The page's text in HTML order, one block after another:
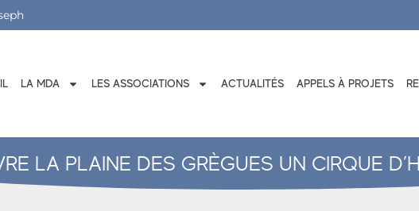
LA MDA LES ASSOCIATIONS ACTUALITÉS APPELS À PROJETS
LA PLAINE DES GRÈGUES UN CIRQUE